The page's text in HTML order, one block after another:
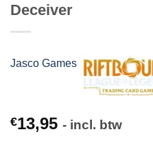
Deceiver
Jasco Games
€13,95 - incl. btw